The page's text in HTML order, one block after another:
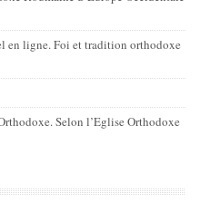
en ligne. Foi et tradition orthodoxe
Selon l’Eglise Orthodoxe